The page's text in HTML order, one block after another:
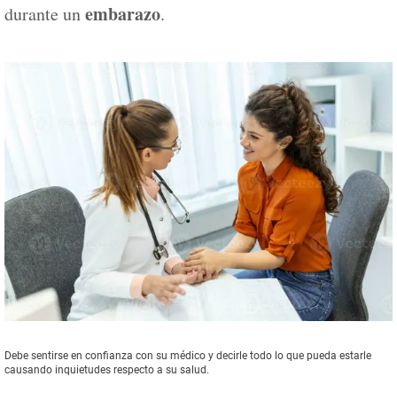
durante unembarazo.
Debe sentirse en confianza con su médico y decirle todo lo que pueda estarle
causando inquietudes respecto a su salud.